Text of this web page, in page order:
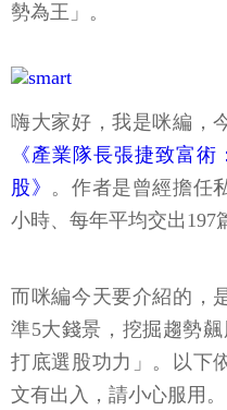
勢為王」。
嗨大家好，我是咪編，
《產業隊長張捷致富
股》 。作者是曾經擔任
小時、每年平均交出197
而咪編今天要介紹的，
準5大錢景，挖掘趨勢
打底選股功力」。以下
文有出入，請小心服用。